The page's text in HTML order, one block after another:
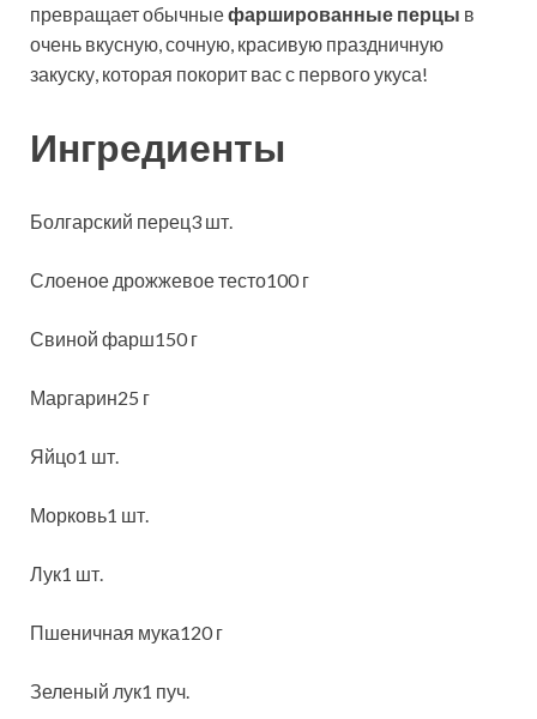
превращает обычныефаршированные перцы в
очень вкусную, сочную, красивую праздничную
закуску, которая покорит вас с первого укуса!
Ингредиенты
Болгарский перец3 шт.
Слоеное дрожжевое тесто100 г
Свиной фарш150 г
Маргарин25 г
Яйцо1 шт.
Морковь1 шт.
Лук1 шт.
Пшеничная мука120 г
Зеленый лук1 пуч.